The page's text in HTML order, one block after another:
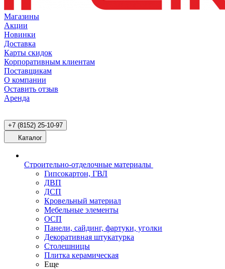
Магазины
Акции
Новинки
Доставка
Карты скидок
Корпоративным клиентам
Поставщикам
О компании
Оставить отзыв
Аренда
+7 (8152) 25-10-97
Каталог
Строительно-отделочные материалы
Гипсокартон, ГВЛ
ДВП
ДСП
Кровельный материал
Мебельные элементы
ОСП
Панели, сайдинг, фартуки, уголки
Декоративная штукатурка
Столешницы
Плитка керамическая
Еще